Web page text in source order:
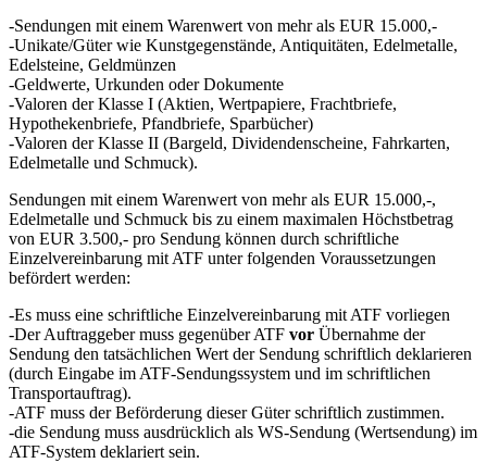
-Sendungen mit einem Warenwert von mehr als EUR 15.000,-
-Unikate/Güter wie Kunstgegenstände, Antiquitäten, Edelmetalle,
Edelsteine, Geldmünzen
-Geldwerte, Urkunden oder Dokumente
-Valoren der Klasse I (Aktien, Wertpapiere, Frachtbriefe,
Hypothekenbriefe, Pfandbriefe, Sparbücher)
-Valoren der Klasse II (Bargeld, Dividendenscheine, Fahrkarten,
Edelmetalle und Schmuck).
Sendungen mit einem Warenwert von mehr als EUR 15.000,-,
Edelmetalle und Schmuck bis zu einem maximalen Höchstbetrag
von EUR 3.500,- pro Sendung können durch schriftliche
Einzelvereinbarung mit ATF unter folgenden Voraussetzungen
befördert werden:
-Es muss eine schriftliche Einzelvereinbarung mit ATF vorliegen
-Der Auftraggeber muss gegenüber ATF vor Übernahme der
Sendung den tatsächlichen Wert der Sendung schriftlich deklarieren
(durch Eingabe im ATF-Sendungssystem und im schriftlichen
Transportauftrag).
-ATF muss der Beförderung dieser Güter schriftlich zustimmen.
-die Sendung muss ausdrücklich als WS-Sendung (Wertsendung) im
ATF-System deklariert sein.